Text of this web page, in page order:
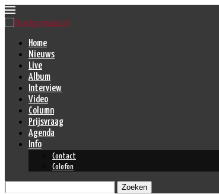
Home
Nieuws
Live
Album
Interview
Video
Column
Prijsvraag
Agenda
Info
Contact
Colofon
Zoeken